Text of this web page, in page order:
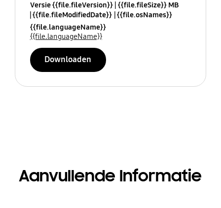
Versie {{file.fileVersion}} {{file.fileSize}} MB
{{file.fileModifiedDate}} {{file.osNames}}
{{file.languageName}}
{{file.languageName}}
Downloaden
Aanvullende Informatie